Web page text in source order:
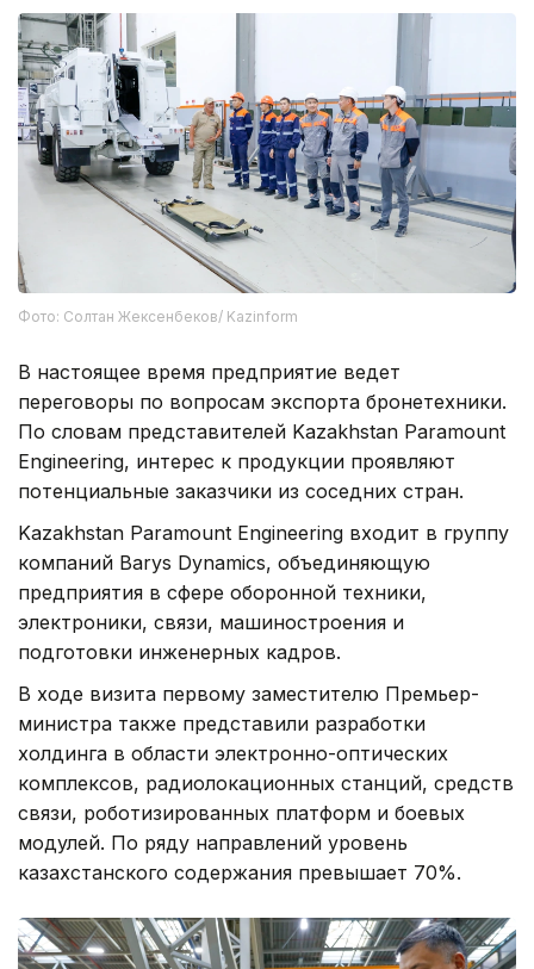
Фото: Солтан Жексенбеков/ Kazinform
В настоящее время предприятие ведет
переговоры по вопросам экспорта бронетехники.
По словам представителей Kazakhstan Paramount
Engineering, интерес к продукции проявляют
потенциальные заказчики из соседних стран.
Kazakhstan Paramount Engineering входит в группу
компаний Barys Dynamics, объединяющую
предприятия в сфере оборонной техники,
электроники, связи, машиностроения и
подготовки инженерных кадров.
В ходе визита первому заместителю Премьер-
министра также представили разработки
холдинга в области электронно-оптических
комплексов, радиолокационных станций, средств
связи, роботизированных платформ и боевых
модулей. По ряду направлений уровень
казахстанского содержания превышает 70%.